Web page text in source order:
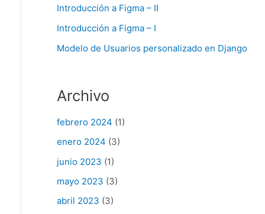
Introducción a Figma – II
Introducción a Figma – I
Modelo de Usuarios personalizado en Django
Archivo
febrero 2024 (1)
enero 2024 (3)
junio 2023 (1)
mayo 2023 (3)
abril 2023 (3)